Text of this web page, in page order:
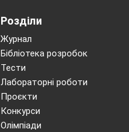
Розділи
Журнал
Бібліотека розробок
Тести
Лабораторні роботи
Проєкти
Конкурси
Олімпіади